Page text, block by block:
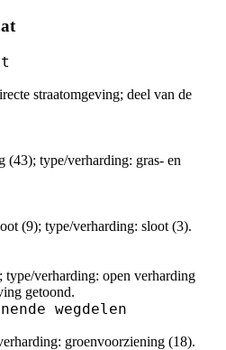
straatomgeving; deel van de
(43); type/verharding: gras- en
(9); type/verharding: sloot (3).
type/verharding: open verharding
getoond.
wegdelen
groenvoorziening (18).